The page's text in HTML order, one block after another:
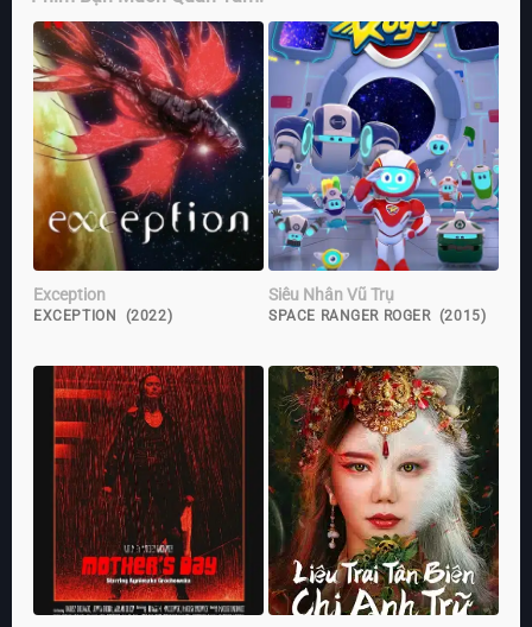
Exception
EXCEPTION (2022)
Siêu Nhân Vũ Trụ
SPACE RANGER ROGER (2015)